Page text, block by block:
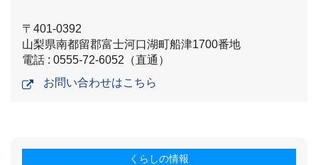
〒401-0392
山梨県南都留郡富士河口湖町船津1700番地
電話 : 0555-72-6052（直通）
お問い合わせはこちら
くらしの情報